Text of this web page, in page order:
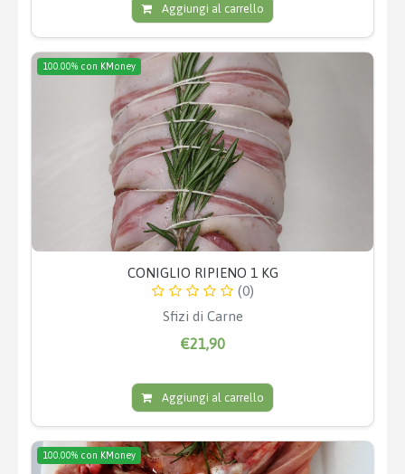
Aggiungi al carrello
100.00% con KMoney
CONIGLIO RIPIENO 1 KG
(0)
Sfizi di Carne
€21,90
Aggiungi al carrello
100.00% con KMoney